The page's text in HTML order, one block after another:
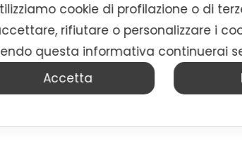
cookie di profilazione o di
rifiutare o personalizzare i
questa informativa continuerai
Accetta